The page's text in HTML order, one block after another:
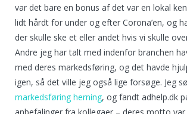
var det bare en bonus af det var en lokal
lidt hårdt for under og efter Corona’en, og
der skulle ske et eller andet hvis vi skulle
Andre jeg har talt med indenfor branchen
med deres markedsføring, og det havde
igen, så det ville jeg også lige forsøge. Jeg
markedsføring herning, og fandt adhelp.dk